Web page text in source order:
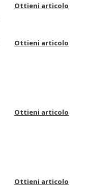
Ottieni articolo
Ottieni articolo
Ottieni articolo
Ottieni articolo